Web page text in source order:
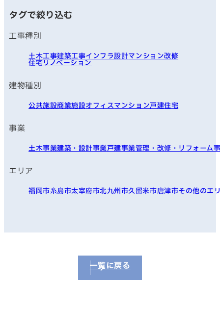
タグで絞り込む
工事種別
土木工事建築工事インフラ設計マンション改修
住宅リノベーション
建物種別
公共施設商業施設オフィスマンション戸建住宅
事業
土木事業建築・設計事業戸建事業管理・改修・リフォーム
エリア
福岡市糸島市太宰府市北九州市久留米市唐津市その他のエ
一覧に戻る